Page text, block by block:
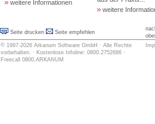
weitere Informationen
weitere
Seite drucken Seite empfehlen
© 1997-2026 Arkanum Software GmbH · Alle Rechte
vorbehalten. · Kostenlose Infoline: 0800.2752686 ·
Freecall 0800.ARKANUM